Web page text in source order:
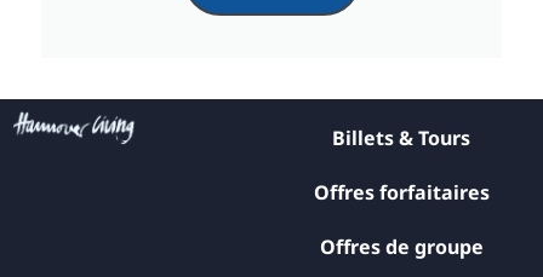
Billets & Tours
Offres forfaitaires
Offres de groupe